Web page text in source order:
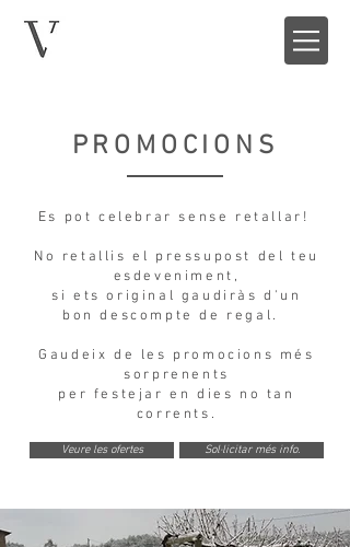
PROMOCIONS
Es pot celebrar sense retallar! ​
No retallis el pressupost del teu
esdeveniment,
si ets original gaudiràs d'un
bon descompte de regal.
Gaudeix de les promocions més
sorprenents
per festejar en dies no tan
corrents.
Veure les ofertes Sol·licitar més info.